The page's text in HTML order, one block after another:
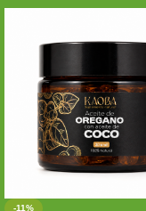
-11%